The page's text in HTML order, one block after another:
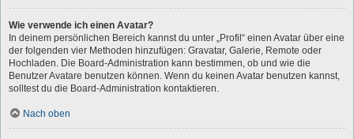
Wie verwende ich einen Avatar?
In deinem persönlichen Bereich kannst du unter „Profil“ einen Avatar über eine
der folgenden vier Methoden hinzufügen: Gravatar, Galerie, Remote oder
Hochladen. Die Board-Administration kann bestimmen, ob und wie die
Benutzer Avatare benutzen können. Wenn du keinen Avatar benutzen kannst,
solltest du die Board-Administration kontaktieren.
Nach oben